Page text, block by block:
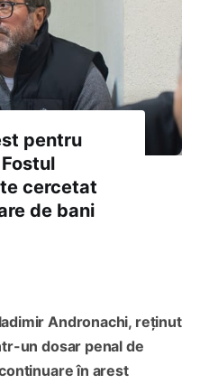
pentru
cercetat
de bani
Andronachi, reținut
un dosar penal de
în arest